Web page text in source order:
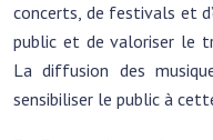
concerts, de festivals et
public et de valoriser le
La diffusion des
sensibiliser le public à